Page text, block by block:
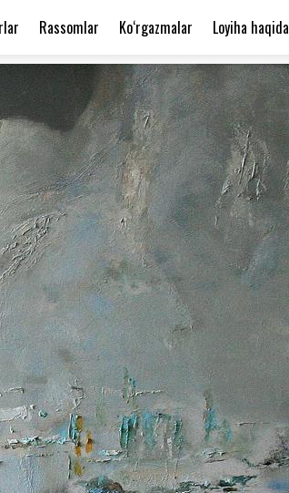
Loyiha haqida
Ko‘rgazmalar
Rassomlar